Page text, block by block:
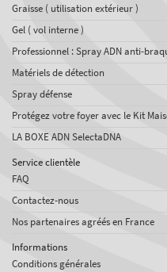
Graisse ( utilisation extérieur )
Gel ( vol interne )
Professionnel : Spray ADN anti-
Matériels de détection
Spray défense
Protégez votre foyer avec le Kit
LA BOXE ADN SelectaDNA
Service clientèle
FAQ
Contactez-nous
Nos partenaires agréés en France
Informations
Conditions générales